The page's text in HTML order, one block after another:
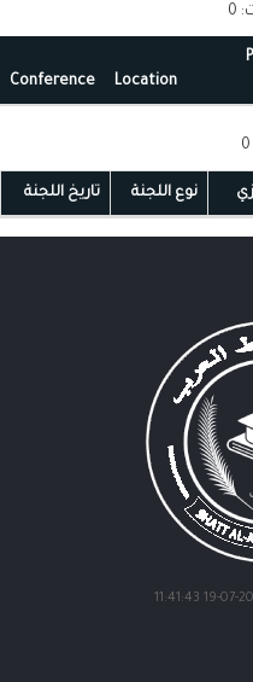
Location
Conference
نوع اللجنة تاريخ اللجنة